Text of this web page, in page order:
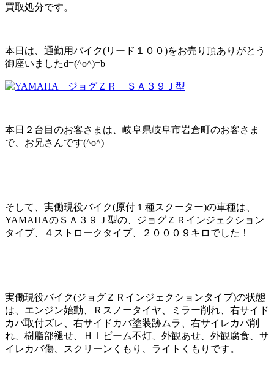
買取処分です。
本日は、通勤用バイク(リード１００)をお売り頂ありがとう
御座いましたd=(^o^)=b
本日２台目のお客さまは、岐阜県岐阜市岩倉町のお客さま
で、お兄さんです(^o^)
そして、実働現役バイク(原付１種スクーター)の車種は、
YAMAHAのＳＡ３９Ｊ型の、ジョグＺＲインジェクション
タイプ、４ストロークタイプ、２０００９キロでした！
実働現役バイク(ジョグＺＲインジェクションタイプ)の状態
は、エンジン始動、Ｒスノータイヤ、ミラー削れ、右サイド
カバ取付ズレ、右サイドカバ塗装跡ムラ、右サイレカバ削
れ、樹脂部褪せ、ＨＩビーム不灯、外観あせ、外観腐食、サ
イレカバ傷、スクリーンくもり、ライトくもりです。